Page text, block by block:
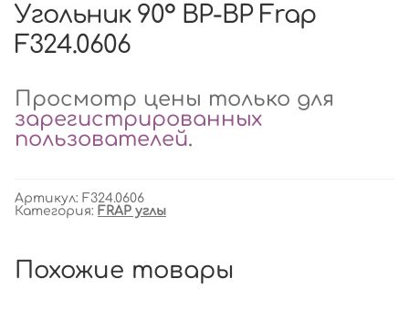
Угольник 90° ВР-ВР Frap
F324.0606
Просмотр цены только для
зарегистрированных
пользователей.
Артикул: F324.0606
Категория: FRAP углы
Похожие товары